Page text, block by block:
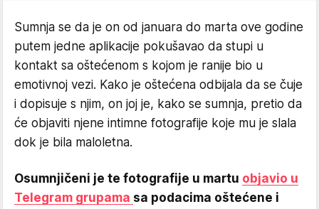
Sumnja se da je on od januara do marta ove godine
putem jedne aplikacije pokušavao da stupi u
kontakt sa oštećenom s kojom je ranije bio u
emotivnoj vezi. Kako je oštećena odbijala da se čuje
i dopisuje s njim, on joj je, kako se sumnja, pretio da
će objaviti njene intimne fotografije koje mu je slala
dok je bila maloletna.
Osumnjičeni je te fotografije u martu objavio u
Telegram grupama sa podacima oštećene i